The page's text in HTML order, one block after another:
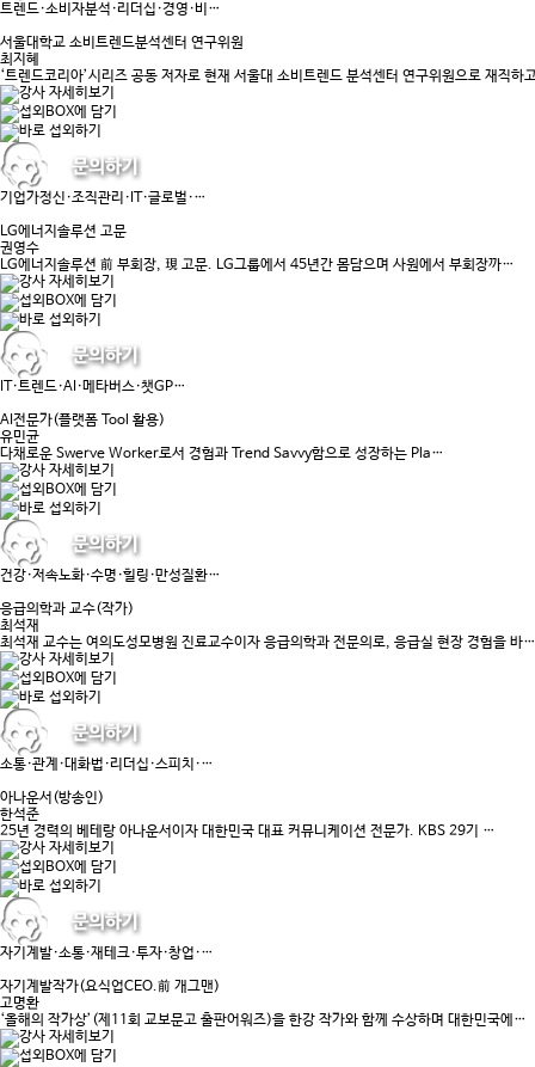
트렌드·소비자분석·리더십·경영·비…
서울대학교 소비트렌드분석센터 연구위원
최지혜
‘트렌드코리아’시리즈 공동 저자로 현재 서울대 소비트렌드 분석센터 연구위원으로 재직하
기업가정신·조직관리·IT·글로벌·…
LG에너지솔루션 고문
권영수
LG에너지솔루션 前 부회장, 現 고문. LG그룹에서 45년간 몸담으며 사원에서 부회장까…
IT·트렌드·AI·메타버스·챗GP…
AI전문가(플랫폼 Tool 활용)
유민균
다채로운 Swerve Worker로서 경험과 Trend Savvy함으로 성장하는 Pla…
건강·저속노화·수명·힐링·만성질환…
응급의학과 교수(작가)
최석재
최석재 교수는 여의도성모병원 진료교수이자 응급의학과 전문의로, 응급실 현장 경험을 바…
소통·관계·대화법·리더십·스피치·…
아나운서(방송인)
한석준
25년 경력의 베테랑 아나운서이자 대한민국 대표 커뮤니케이션 전문가. KBS 29기 …
자기계발·소통·재테크·투자·창업·…
자기계발작가(요식업CEO.前 개그맨)
고명환
‘올해의 작가상’(제11회 교보문고 출판어워즈)을 한강 작가와 함께 수상하며 대한민국에…